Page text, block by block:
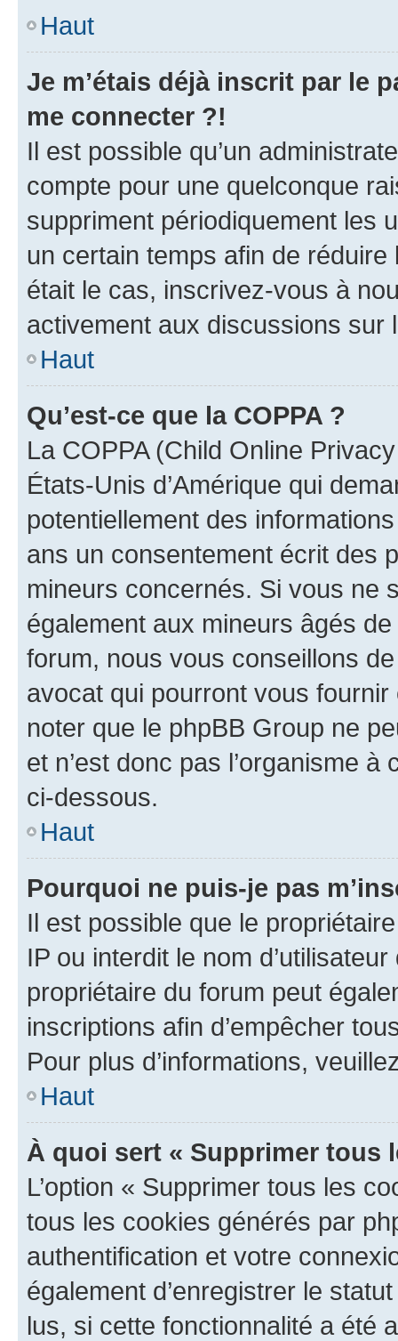
Haut
Je m’étais déjà inscrit par le
me connecter ?!
Il est possible qu’un
compte pour une quelconque
suppriment périodiquement les
un certain temps afin de
était le cas, inscrivez-vous à
activement aux discussions sur
Haut
Qu’est-ce que la COPPA ?
La COPPA (Child Online
États-Unis d’Amérique qui
potentiellement des
ans un consentement écrit des
mineurs concernés. Si vous ne
également aux mineurs âgés
forum, nous vous conseillons
avocat qui pourront vous
noter que le phpBB Group ne
et n’est donc pas l’organisme
ci-dessous.
Haut
Pourquoi ne puis-je pas
Il est possible que le
IP ou interdit le nom
propriétaire du forum peut
inscriptions afin d’empêcher
Pour plus d’informations,
Haut
À quoi sert « Supprimer tous
L’option « Supprimer tous les
tous les cookies générés par
authentification et votre
également d’enregistrer le
lus, si cette fonctionnalité a été